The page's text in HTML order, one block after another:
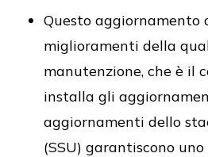
Questo aggiornamento
miglioramenti della
manutenzione, che è il
installa gli
aggiornamenti dello
(SSU) garantiscono